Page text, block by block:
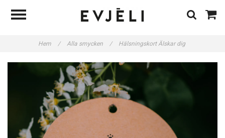
Hem / Alla smycken / Hälsningskort Älskar dig